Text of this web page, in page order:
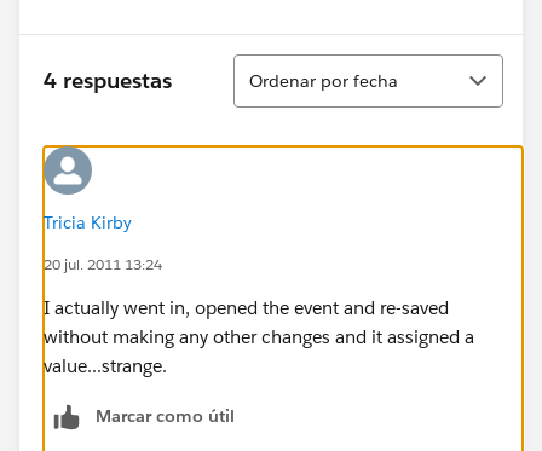
4 respuestas
Ordenar
Ordenar por fecha
Tricia Kirby
20 jul. 2011 13:24
I actually went in, opened the event and re-saved
without making any other changes and it assigned a
value...strange.
Marcar como útil